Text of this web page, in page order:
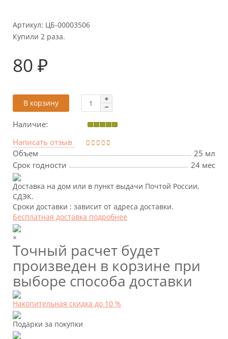
Артикул: ЦБ-00003506
Купили 2 раза.
80 ₽
В корзину
Наличие:
Написать отзыв
Объем
25 мл
Срок годности
24 мес
Доставка на дом или в пункт выдачи Почтой России,
СДЭК.
Сроки доставки : зависит от адреса доставки.
Бесплатная доставка подробнее
×
Точный расчет будет
произведен в корзине при
выборе способа доставки
Накопительная скидка до 10 %
Подарки за покупки